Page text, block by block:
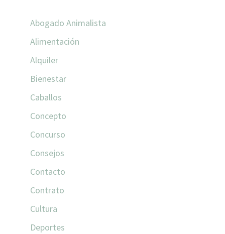
Abogado Animalista
Alimentación
Alquiler
Bienestar
Caballos
Concepto
Concurso
Consejos
Contacto
Contrato
Cultura
Deportes